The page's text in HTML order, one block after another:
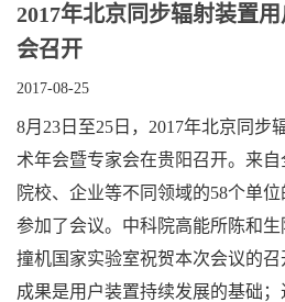
2017年北京同步辐射装置
会召开
2017-08-25
8月23日至25日，2017年北京同步
术年会暨专家会在贵阳召开。来
院校、企业等不同领域的58个单
参加了会议。中科院高能所陈和
撞机国家实验室祝贺本次会议的
成果是用户装置持续发展的基础；